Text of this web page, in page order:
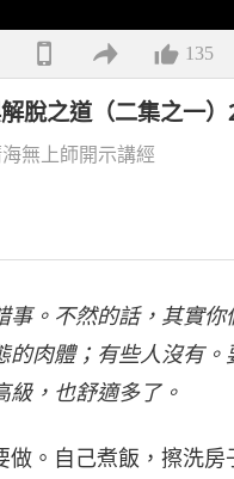
135
脫之道（二集之一
無上師開示講經
事。不然的話，其實
的肉體；有些人沒有
級，也舒適多了。
做。自己煮飯，擦洗